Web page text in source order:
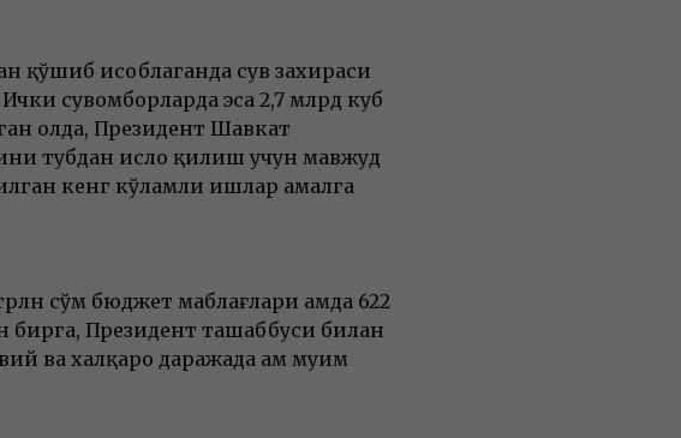
қўшиб ҳисоблаганда сув захираси
сувомборларда эса 2,7 млрд куб
ҳолда, Президент Шавкат
тубдан ислоҳ қилиш учун мавжуд
кенг кўламли ишлар амалга
сўм бюджет маблағлари ҳамда 622
Президент ташаббуси билан
ва халқаро даражада ҳам муҳим